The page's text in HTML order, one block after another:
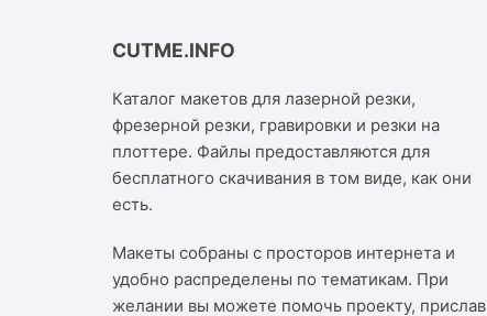
CUTME.INFO
Каталог макетов для лазерной резки,
фрезерной резки, гравировки и резки на
плоттере. Файлы предоставляются для
бесплатного скачивания в том виде, как они
есть.
Макеты собраны с просторов интернета и
удобно распределены по тематикам. При
желании вы можете помочь проекту, прислав